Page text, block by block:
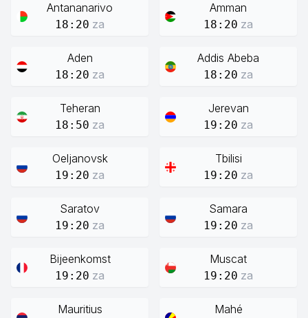
Antananarivo
18:20 za
Amman
18:20 za
Aden
18:20 za
Addis Abeba
18:20 za
Teheran
18:50 za
Jerevan
19:20 za
Oeljanovsk
19:20 za
Tbilisi
19:20 za
Saratov
19:20 za
Samara
19:20 za
Bijeenkomst
19:20 za
Muscat
19:20 za
Mauritius Mahé